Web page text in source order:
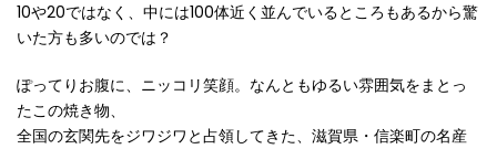
10や20ではなく、中には100体近く並んでいるところもあるから驚
いた方も多いのでは？
ぽってりお腹に、ニッコリ笑顔。なんともゆるい雰囲気をまとっ
たこの焼き物、
全国の玄関先をジワジワと占領してきた、滋賀県・信楽町の名産